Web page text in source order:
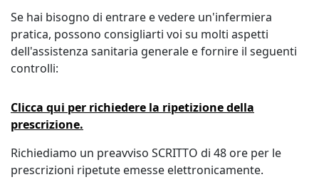
Se hai bisogno di entrare e vedere un'infermiera
pratica, possono consigliarti voi su molti aspetti
dell'assistenza sanitaria generale e fornire il seguenti
controlli:
Clicca qui per richiedere la ripetizione della
prescrizione.
Richiediamo un preavviso SCRITTO di 48 ore per le
prescrizioni ripetute emesse elettronicamente.